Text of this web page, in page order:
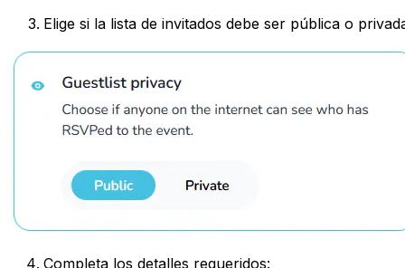
Elige si la lista de invitados debe ser pública o
Completa los detalles requeridos: